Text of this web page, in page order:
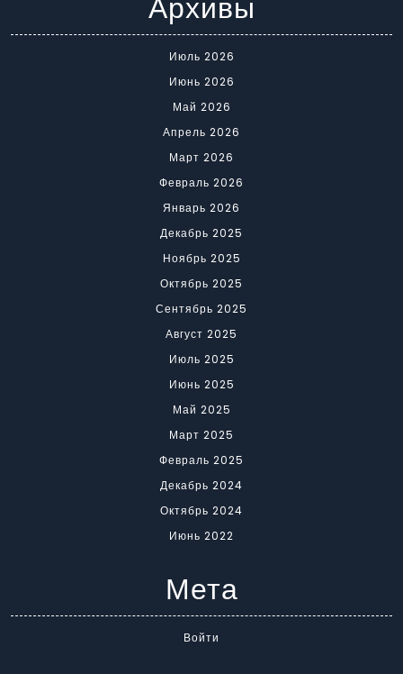
Июль 2026
Июнь 2026
Май 2026
Апрель 2026
Март 2026
Февраль 2026
Январь 2026
Декабрь 2025
Ноябрь 2025
Октябрь 2025
Сентябрь 2025
Август 2025
Июль 2025
Июнь 2025
Май 2025
Март 2025
Февраль 2025
Декабрь 2024
Октябрь 2024
Июнь 2022
Мета
Войти